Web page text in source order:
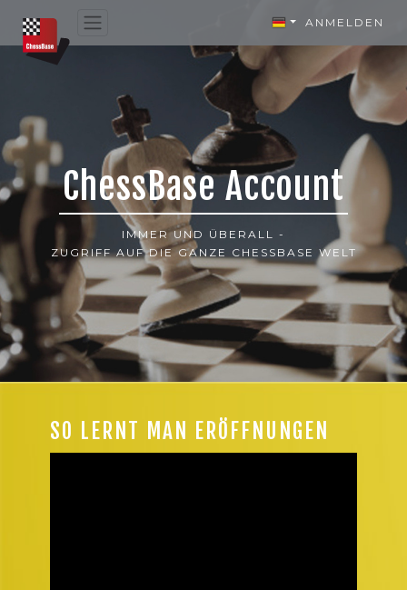
ANMELDEN
ChessBase Account
IMMER UND ÜBERALL -
ZUGRIFF AUF DIE GANZE CHESSBASE WELT
SO LERNT MAN ERÖFFNUNGEN